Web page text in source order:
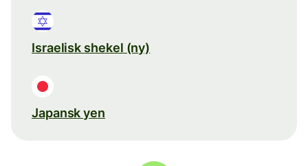
Israelisk shekel (ny)
Japansk yen